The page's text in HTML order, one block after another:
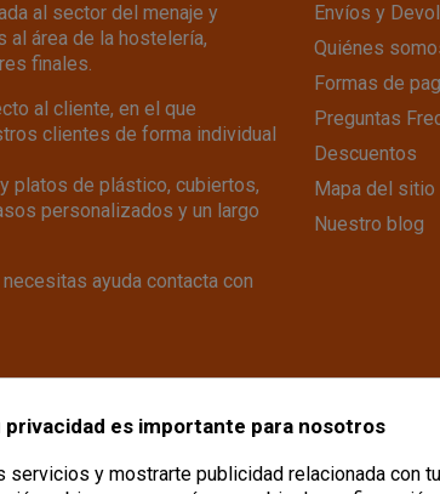
al sector del menaje y
área de la hostelería,
finales.
al cliente, en el que
clientes de forma individual
platos de plástico, cubiertos,
personalizados y un largo
ayuda contacta con
Envíos y
Quiénes
Formas de
Preguntas
Descuentos
Mapa del sitio
Nuestro blog
privacidad es importante para nosotros
y mostrarte publicidad relacionada con